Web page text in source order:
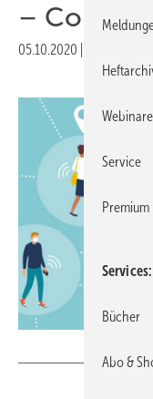
– Corona-
05.10.2020
Webinare
Service
Premium
Services
Bücher
Abo &